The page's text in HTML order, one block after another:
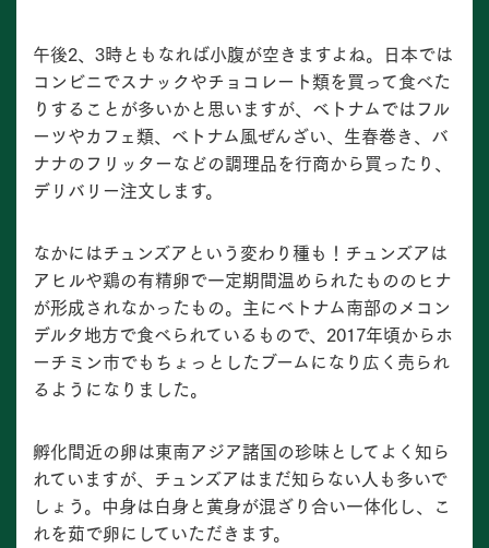
午後2、3時ともなれば小腹が空きますよね。日本では
コンビニでスナックやチョコレート類を買って食べた
りすることが多いかと思いますが、ベトナムではフル
ーツやカフェ類、ベトナム風ぜんざい、生春巻き、バ
ナナのフリッターなどの調理品を行商から買ったり、
デリバリー注文します。
なかにはチュンズアという変わり種も！チュンズアは
アヒルや鶏の有精卵で一定期間温められたもののヒナ
が形成されなかったもの。主にベトナム南部のメコン
デルタ地方で食べられているもので、2017年頃からホ
ーチミン市でもちょっとしたブームになり広く売られ
るようになりました。
孵化間近の卵は東南アジア諸国の珍味としてよく知ら
れていますが、チュンズアはまだ知らない人も多いで
しょう。中身は白身と黄身が混ざり合い一体化し、こ
れを茹で卵にしていただきます。